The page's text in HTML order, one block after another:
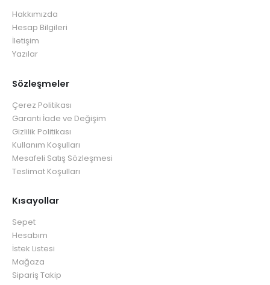
Hakkımızda
Hesap Bilgileri
İletişim
Yazılar
Sözleşmeler
Çerez Politikası
Garanti İade ve Değişim
Gizlilik Politikası
Kullanım Koşulları
Mesafeli Satış Sözleşmesi
Teslimat Koşulları
Kısayollar
Sepet
Hesabım
İstek Listesi
Mağaza
Sipariş Takip